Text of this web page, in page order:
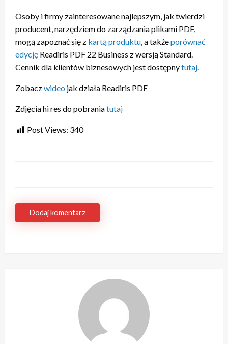
Osoby i firmy zainteresowane najlepszym, jak twierdzi
producent, narzędziem do zarządzania plikami PDF,
mogą zapoznać się z kartą produktu, a takżeporównać
edycję Readiris PDF 22 Business z wersją Standard.
Cennik dla klientów biznesowych jest dostępnytutaj.
Zobaczwideo jak działa Readiris PDF
Zdjęcia hi res do pobraniatutaj
Post Views: 340
Dodaj komentarz